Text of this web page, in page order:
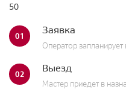
50
01 Заявка
Оператор запланирует
02 Выезд
Мастер приедет в